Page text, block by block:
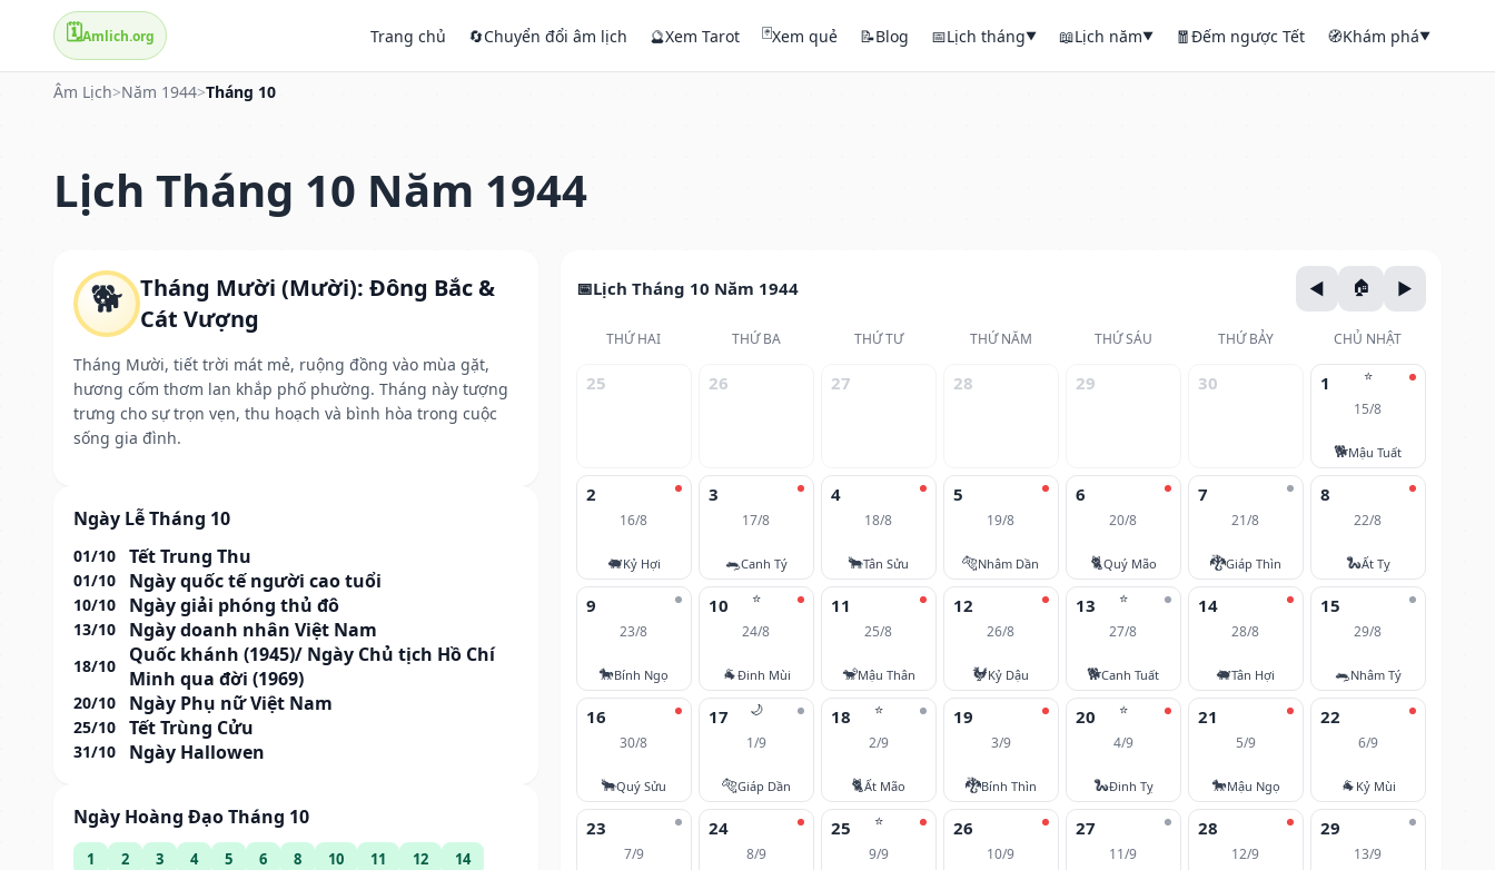
🗓️Amlich.org Trang chủ 🔄Chuyển đổi âm lịch 🔮Xem Tarot 🃏Xem quẻ 📝Blog 📅Lịch tháng▼ 📖Lịch năm▼ 🧧Đếm ngược Tết 🧭Khám phá▼
Âm Lịch>Năm 1944>Tháng 10
Lịch Tháng 10 Năm 1944
🐕 Tháng Mười (Mười): Đông Bắc &
Cát Vượng
Tháng Mười, tiết trời mát mẻ, ruộng đồng vào mùa gặt,
hương cốm thơm lan khắp phố phường. Tháng này tượng
trưng cho sự trọn vẹn, thu hoạch và bình hòa trong cuộc
sống gia đình.
Ngày Lễ Tháng 10
01/10 Tết Trung Thu
01/10 Ngày quốc tế người cao tuổi
10/10 Ngày giải phóng thủ đô
13/10 Ngày doanh nhân Việt Nam
18/10
Quốc khánh (1945)/ Ngày Chủ tịch Hồ Chí
Minh qua đời (1969)
20/10 Ngày Phụ nữ Việt Nam
25/10 Tết Trùng Cửu
31/10 Ngày Hallowen
Ngày Hoàng Đạo Tháng 10
1 2 3 4 5 6 8 10 11 12
14
Lịch Tháng 10 Năm 1944
THỨ HAI THỨ BA THỨ TƯ THỨ NĂM THỨ SÁU THỨ BẢY CHỦ NHẬT
25 26 27 28 29 30 ⭐
1
15/8
🐕Mậu Tuất
2
16/8
🐖Kỷ Hợi
3
17/8
🐀Canh Tý
4
18/8
🐂Tân Sửu
5
19/8
🐅Nhâm Dần
6
20/8
🐈Quý Mão
7
21/8
🐉Giáp Thìn
8
22/8
🐍Ất Tỵ
9
23/8
🐎Bính Ngọ
⭐
10
24/8
🐐Đinh Mùi
11
25/8
🐒Mậu Thân
12
26/8
🐓Kỷ Dậu
⭐
13
27/8
🐕Canh Tuất
14
28/8
🐖Tân Hợi
15
29/8
🐀Nhâm Tý
16
30/8
🐂Quý Sửu
🌙
17
1/9
🐅Giáp Dần
⭐
18
2/9
🐈Ất Mão
19
3/9
🐉Bính Thìn
⭐
20
4/9
🐍Đinh Tỵ
21
5/9
🐎Mậu Ngọ
22
6/9
🐐 Kỷ Mùi
23
7/9
24
8/9
⭐
25
9/9
26
10/9
27
11/9
28
12/9
29
13/9